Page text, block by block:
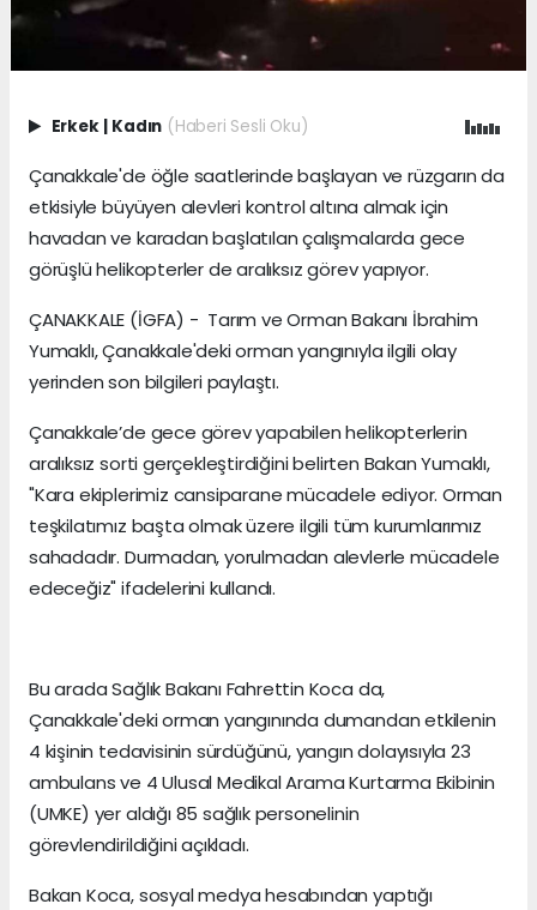
Erkek Kadın (Haberi Sesli Oku)
Çanakkale'de öğle saatlerinde başlayan ve rüzgarın da
etkisiyle büyüyen alevleri kontrol altına almak için
havadan ve karadan başlatılan çalışmalarda gece
görüşlü helikopterler de aralıksız görev yapıyor.
ÇANAKKALE (İGFA) - Tarım ve Orman Bakanı İbrahim
Yumaklı, Çanakkale'deki orman yangınıyla ilgili olay
yerinden son bilgileri paylaştı.
Çanakkale’de gece görev yapabilen helikopterlerin
aralıksız sorti gerçekleştirdiğini belirten Bakan Yumaklı,
"Kara ekiplerimiz cansiparane mücadele ediyor. Orman
teşkilatımız başta olmak üzere ilgili tüm kurumlarımız
sahadadır. Durmadan, yorulmadan alevlerle mücadele
edeceğiz" ifadelerini kullandı.
Bu arada Sağlık Bakanı Fahrettin Koca da,
Çanakkale'deki orman yangınında dumandan etkilenin
4 kişinin tedavisinin sürdüğünü, yangın dolayısıyla 23
ambulans ve 4 Ulusal Medikal Arama Kurtarma Ekibinin
(UMKE) yer aldığı 85 sağlık personelinin
görevlendirildiğini açıkladı.
Bakan Koca, sosyal medya hesabından yaptığı